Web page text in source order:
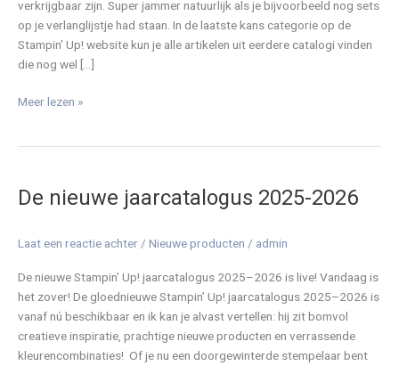
verkrijgbaar zijn. Super jammer natuurlijk als je bijvoorbeeld nog sets
op je verlanglijstje had staan. In de laatste kans categorie op de
Stampin’ Up! website kun je alle artikelen uit eerdere catalogi vinden
die nog wel […]
Meer lezen »
De nieuwe jaarcatalogus 2025-2026
Laat een reactie achter/ Nieuwe producten / admin
De nieuwe Stampin’ Up! jaarcatalogus 2025–2026 is live! Vandaag is
het zover! De gloednieuwe Stampin’ Up! jaarcatalogus 2025–2026 is
vanaf nú beschikbaar en ik kan je alvast vertellen: hij zit bomvol
creatieve inspiratie, prachtige nieuwe producten en verrassende
kleurencombinaties! Of je nu een doorgewinterde stempelaar bent
jaarcatalogus